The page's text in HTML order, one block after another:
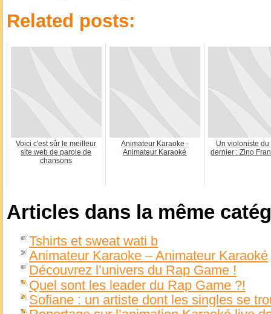
Related posts:
Voici c'est sûr le meilleur
site web de parole de
chansons
Animateur Karaoke -
Animateur Karaoké
Un violoniste
dernier : Zino
Articles dans la même
Tshirts et sweat wati b
Animateur Karaoke – Animateur Karaoké
Découvrez l’univers du Rap Game !
Quel sont les leader du Rap Game ?!
Sofiane : un artiste dont les singles se